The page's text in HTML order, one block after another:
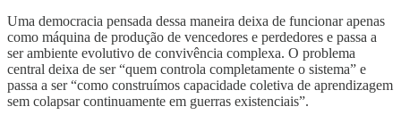
Uma democracia pensada dessa maneira deixa de funcionar apenas
como máquina de produção de vencedores e perdedores e passa a
ser ambiente evolutivo de convivência complexa. O problema
central deixa de ser “quem controla completamente o sistema” e
passa a ser “como construímos capacidade coletiva de aprendizagem
sem colapsar continuamente em guerras existenciais”.